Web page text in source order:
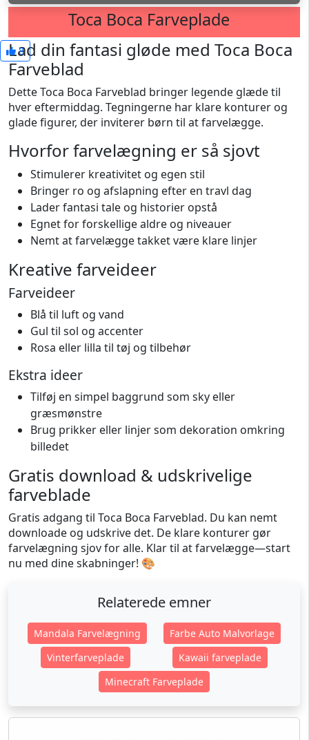
Toca Boca Farveplade
8
Lad din fantasi gløde med Toca Boca
Farveblad
Dette Toca Boca Farveblad bringer legende glæde til
hver eftermiddag. Tegningerne har klare konturer og
glade figurer, der inviterer børn til at farvelægge.
Hvorfor farvelægning er så sjovt
Stimulerer kreativitet og egen stil
Bringer ro og afslapning efter en travl dag
Lader fantasi tale og historier opstå
Egnet for forskellige aldre og niveauer
Nemt at farvelægge takket være klare linjer
Kreative farveideer
Farveideer
Blå til luft og vand
Gul til sol og accenter
Rosa eller lilla til tøj og tilbehør
Ekstra ideer
Tilføj en simpel baggrund som sky eller
græsmønstre
Brug prikker eller linjer som dekoration omkring
billedet
Gratis download & udskrivelige
farveblade
Gratis adgang til Toca Boca Farveblad. Du kan nemt
downloade og udskrive det. De klare konturer gør
farvelægning sjov for alle. Klar til at farvelægge—start
nu med dine skabninger! 🎨
Relaterede emner
Mandala Farvelægning
Farbe Auto Malvorlage
Vinterfarveplade
Kawaii farveplade
Minecraft Farveplade